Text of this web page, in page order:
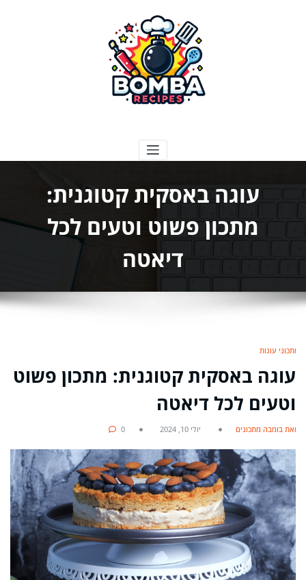
עוגה באסקית קטוגנית:
מתכון פשוט וטעים לכל
דיאטה
מתכוני עוגות
עוגה באסקית קטוגנית: מתכון פשוט
וטעים לכל דיאטה
מאת בומבה מתכונים יולי 10, 2024 0